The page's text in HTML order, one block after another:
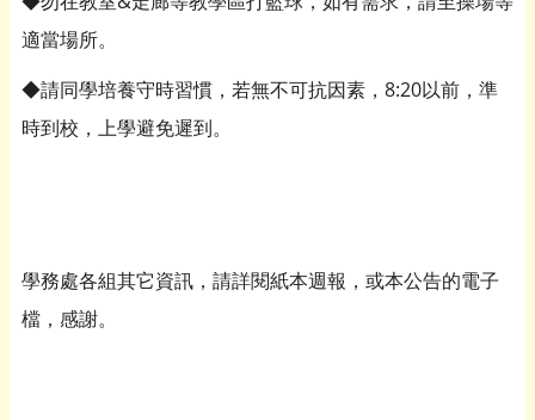
適當場所。
◆請同學培養守時習慣，若無不可抗因素，8:20以前，準
時到校，上學避免遲到。
學務處各組其它資訊，請詳閱紙本週報，或本公告的電子
檔，感謝。